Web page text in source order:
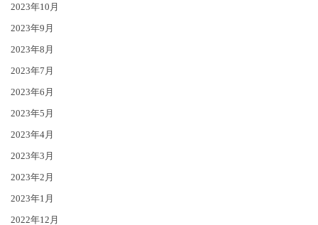
2023年10月
2023年9月
2023年8月
2023年7月
2023年6月
2023年5月
2023年4月
2023年3月
2023年2月
2023年1月
2022年12月